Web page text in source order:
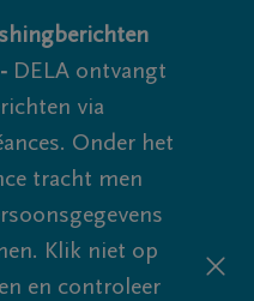
DELA ontvangt
via
Onder het
tracht men
Klik niet op
en controleer